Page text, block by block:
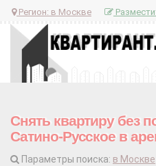
Регион: в Москве
Снять квартиру без
Сатино-Русское в
Параметры поиска: в Москве